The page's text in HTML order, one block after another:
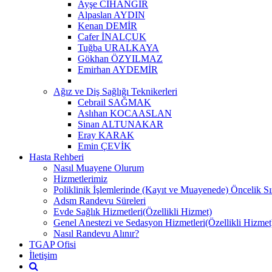
Ayşe CİHANGİR
Alpaslan AYDIN
Kenan DEMİR
Cafer İNALÇUK
Tuğba URALKAYA
Gökhan ÖZYILMAZ
Emirhan AYDEMİR
Ağız ve Diş Sağlığı Teknikerleri
Cebrail SAĞMAK
Aslıhan KOCAASLAN
Sinan ALTUNAKAR
Eray KARAK
Emin ÇEVİK
Hasta Rehberi
Nasıl Muayene Olurum
Hizmetlerimiz
Poliklinik İşlemlerinde (Kayıt ve Muayenede) Öncelik
Adsm Randevu Süreleri
Evde Sağlık Hizmetleri(Özellikli Hizmet)
Genel Anestezi ve Sedasyon Hizmetleri(Özellikli
Nasıl Randevu Alınır?
TGAP Ofisi
İletişim